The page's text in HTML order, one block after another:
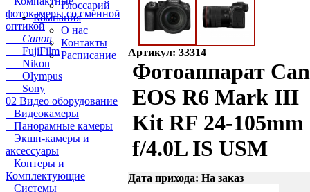
Глоссарий
Компания
О нас
Контакты
Расписание
фотокамеры со сменной
оптикой
Canon
FujiFilm
Nikon
Olympus
Sony
02 Видео оборудование
Видеокамеры
Панорамные камеры
Экшн-камеры и
аксессуары
Коптеры и
Комплектующие
Системы
Артикул: 33314
Фотоаппарат
EOS R6 Mark III
Kit RF 24-105mm
f/4.0L IS USM
Дата прихода: На заказ